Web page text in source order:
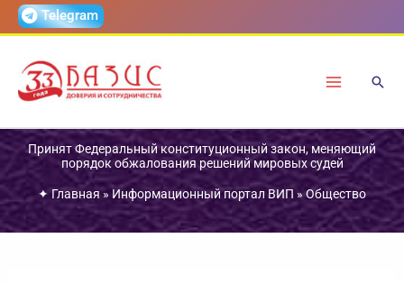
ПерейтиTelegram
Принят Федеральный конституционный закон, меняющий
порядок обжалования решений мировых судей
✦ Главная» Информационный портал ВИП »Общество